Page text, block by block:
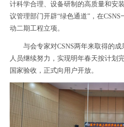
计科学合理、设备研制的高质量和安
议管理部门开辟“绿色通道”，在
动二期工程立项。
与会专家对CSNS两年来取得的成
人员继续努力，实现明年春天按计划
国家验收，正式向用户开放。